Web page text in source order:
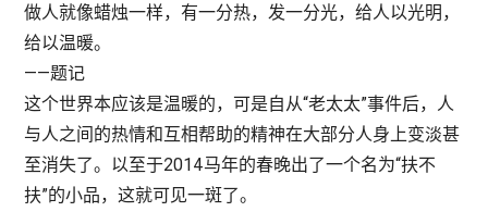
做人就像蜡烛一样，有一分热，发一分光，给人以光明，
给以温暖。
——题记
这个世界本应该是温暖的，可是自从“老太太”事件后，人
与人之间的热情和互相帮助的精神在大部分人身上变淡甚
至消失了。以至于2014马年的春晚出了一个名为“扶不
扶”的小品，这就可见一斑了。